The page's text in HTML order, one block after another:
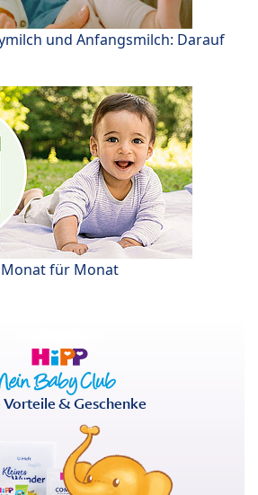
und Anfangsmilch: Darauf
für Monat
& Geschenke